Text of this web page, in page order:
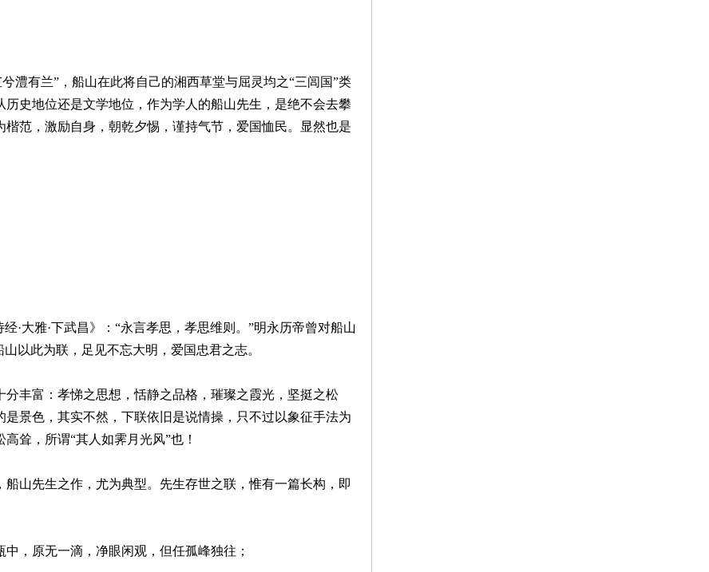
有兰”，船山在此将自己的湘西草堂与屈灵均之“三闾国”类
历史地位还是文学地位，作为学人的船山先生，是绝不会去攀
楷范，激励自身，朝乾夕惕，谨持气节，爱国恤民。显然也是
大雅·下武昌》：“永言孝思，孝思维则。”明永历帝曾对船山
以此为联，足见不忘大明，爱国忠君之志。
丰富：孝悌之思想，恬静之品格，璀璨之霞光，坚挺之松
景色，其实不然，下联依旧是说情操，只不过以象征手法为
耸，所谓“其人如霁月光风”也！
先生之作，尤为典型。先生存世之联，惟有一篇长构，即
原无一滴，净眼闲观，但任孤峰独往；